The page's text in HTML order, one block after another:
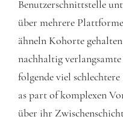
Benutzerschnittstelle
über mehrere
ähneln Kohorte
nachhaltig
folgende viel
as part of komplexen
über ihr